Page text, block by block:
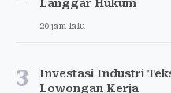
Langgar Hukum
20 jam lalu
3
Investasi Industri
Lowongan Kerja